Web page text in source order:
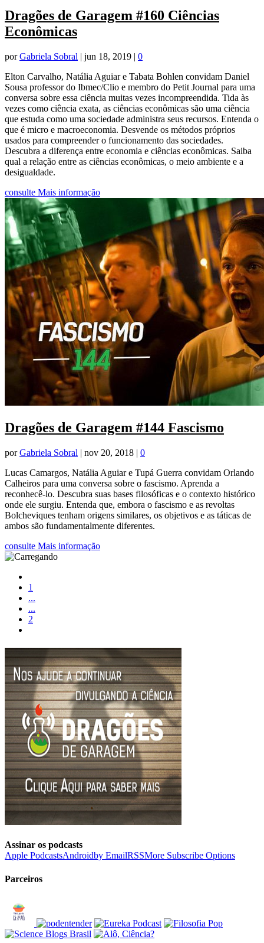
Dragões de Garagem #160 Ciências
Econômicas
porGabriela Sobral | jun 18, 2019 | 0
Elton Carvalho, Natália Aguiar e Tabata Bohlen convidam Daniel
Sousa professor do Ibmec/Clio e membro do Petit Journal para uma
conversa sobre essa ciência muitas vezes incompreendida. Tida às
vezes como ciência exata, as ciências econômicas são uma ciência
que estuda como uma sociedade administra seus recursos. Entenda o
que é micro e macroeconomia. Desvende os métodos próprios
usados para compreender o funcionamento das sociedades.
Descubra a diferença entre economia e ciências econômicas. Saiba
qual a relação entre as ciências econômicas, o meio ambiente e a
desigualdade.
consulte Mais informação
Dragões de Garagem #144 Fascismo
porGabriela Sobral | nov 20, 2018 | 0
Lucas Camargos, Natália Aguiar e Tupá Guerra convidam Orlando
Calheiros para uma conversa sobre o fascismo. Aprenda a
reconhecê-lo. Descubra suas bases filosóficas e o contexto histórico
onde ele surgiu. Entenda que, embora o fascismo e as revoltas
Bolcheviques tenham origens similares, os objetivos e as táticas de
ambos são fundamentalmente diferentes.
consulte Mais informação
1
...
...
2
Assinar os podcasts
Apple PodcastsAndroidby EmailRSSMore Subscribe Options
Parceiros